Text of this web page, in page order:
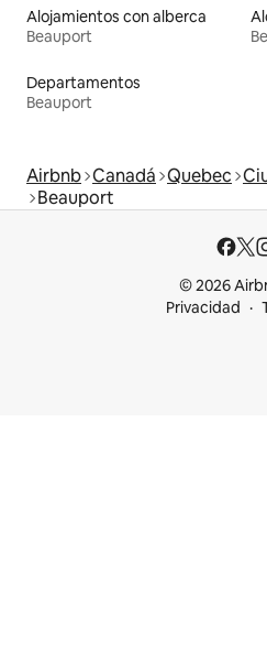
Alojamientos con alberca
Beauport
Departamentos
Beauport
Airbnb Canadá Quebec
Beauport
© 2026
Privacidad